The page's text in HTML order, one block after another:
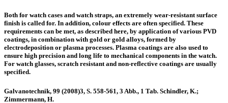
Both for watch cases and watch straps, an extremely wear-resistant surface
finish is called for. In addition, colour effects are often specified. These
requirements can be met, as described here, by application of various PVD
coatings, in combination with gold or gold alloys, formed by
electrodeposition or plasma processes. Plasma coatings are also used to
ensure high precision and long life to mechanical components in the watch.
For watch glasses, scratch resistant and non-reflective coatings are usually
specified.
Galvanotechnik, 99 (2008)3, S. 558-561, 3 Abb., 1 Tab. Schindler, K.;
Zimmermann, H.